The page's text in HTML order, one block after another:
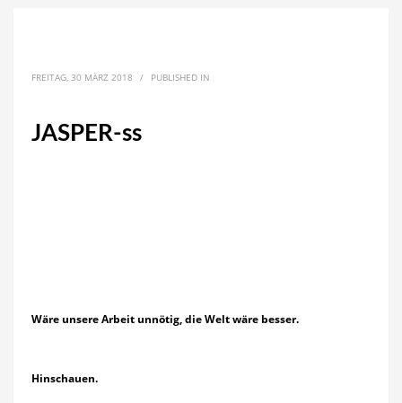
FREITAG, 30 MÄRZ 2018 / PUBLISHED IN
JASPER-ss
Wäre unsere Arbeit unnötig, die Welt wäre besser.
Hinschauen.